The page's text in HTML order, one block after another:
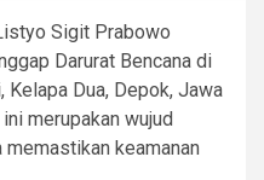
Sigit Prabowo
Darurat Bencana di
Dua, Depok, Jawa
merupakan wujud
keamanan